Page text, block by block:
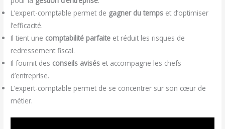
L’expert-comptable permet de gagner du temps et d’optimiser
l’efficacité.
Il tient une comptabilité parfaite et réduit les risques de
redressement fiscal.
Il fournit des conseils avisés et accompagne les chefs
d’entreprise.
L’expert-comptable permet de se concentrer sur son cœur de
métier.